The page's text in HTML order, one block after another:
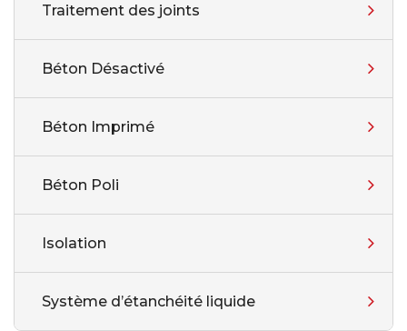
Traitement des joints
Béton Désactivé
Béton Imprimé
Béton Poli
Isolation
Système d’étanchéité liquide